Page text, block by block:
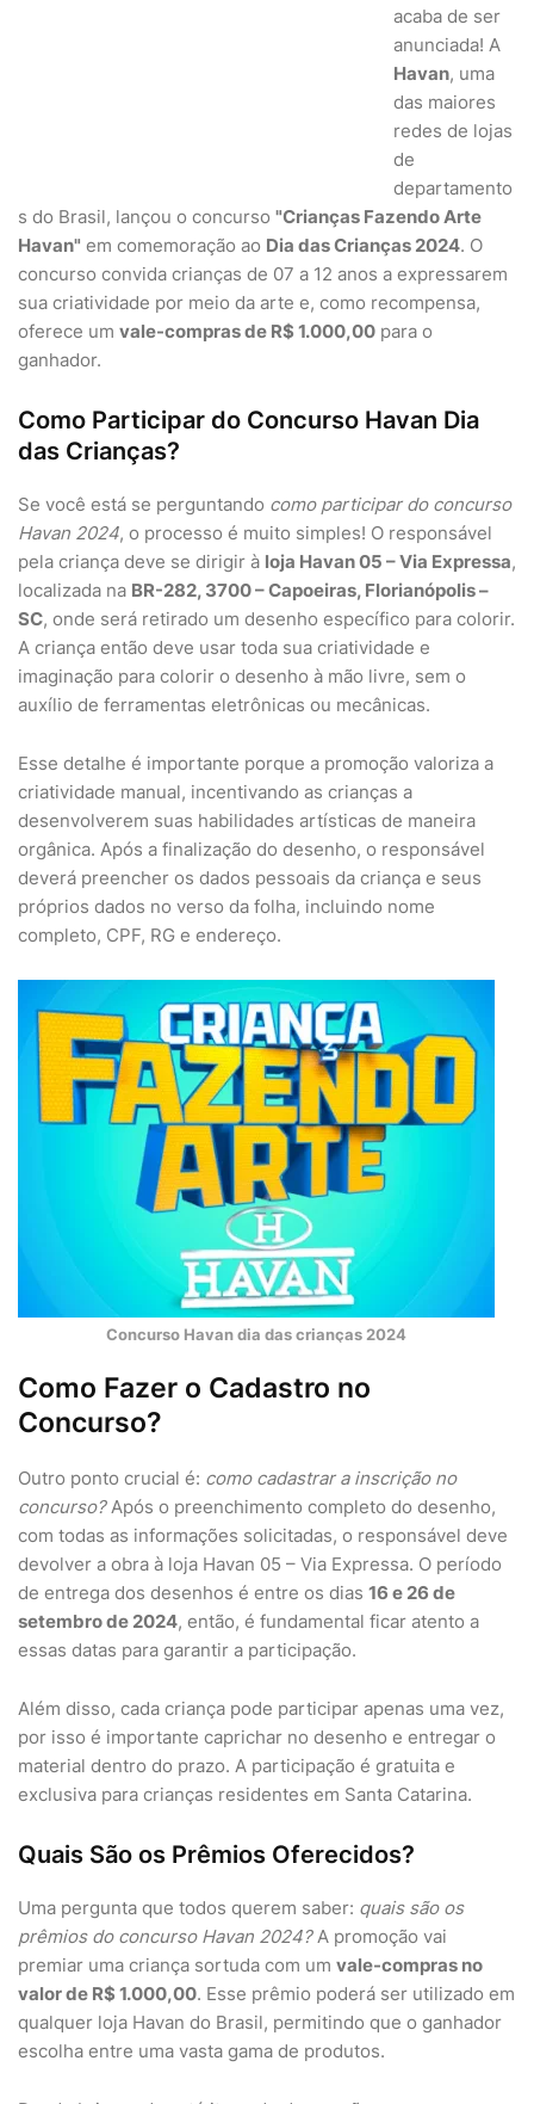
acaba de ser
anunciada! A
Havan, uma
das maiores
redes de lojas
de
departamento
s do Brasil, lançou o concurso "Crianças Fazendo Arte
Havan" em comemoração ao Dia das Crianças 2024. O
concurso convida crianças de 07 a 12 anos a expressarem
sua criatividade por meio da arte e, como recompensa,
oferece um vale-compras de R$ 1.000,00 para o
ganhador.
Como Participar do Concurso Havan Dia
das Crianças?
Se você está se perguntando como participar do concurso
Havan 2024, o processo é muito simples! O responsável
pela criança deve se dirigir à loja Havan 05 – Via Expressa,
localizada na BR-282, 3700 – Capoeiras, Florianópolis –
SC, onde será retirado um desenho específico para colorir.
A criança então deve usar toda sua criatividade e
imaginação para colorir o desenho à mão livre, sem o
auxílio de ferramentas eletrônicas ou mecânicas.
Esse detalhe é importante porque a promoção valoriza a
criatividade manual, incentivando as crianças a
desenvolverem suas habilidades artísticas de maneira
orgânica. Após a finalização do desenho, o responsável
deverá preencher os dados pessoais da criança e seus
próprios dados no verso da folha, incluindo nome
completo, CPF, RG e endereço.
Concurso Havan dia das crianças 2024
Como Fazer o Cadastro no
Concurso?
Outro ponto crucial é: como cadastrar a inscrição no
concurso?Após o preenchimento completo do desenho,
com todas as informações solicitadas, o responsável deve
devolver a obra à loja Havan 05 – Via Expressa. O período
de entrega dos desenhos é entre os dias 16 e 26 de
setembro de 2024, então, é fundamental ficar atento a
essas datas para garantir a participação.
Além disso, cada criança pode participar apenas uma vez,
por isso é importante caprichar no desenho e entregar o
material dentro do prazo. A participação é gratuita e
exclusiva para crianças residentes em Santa Catarina.
Quais São os Prêmios Oferecidos?
Uma pergunta que todos querem saber: quais são os
prêmios do concurso Havan 2024?A promoção vai
premiar uma criança sortuda com um vale-compras no
valor de R$ 1.000,00. Esse prêmio poderá ser utilizado em
qualquer loja Havan do Brasil, permitindo que o ganhador
escolha entre uma vasta gama de produtos.